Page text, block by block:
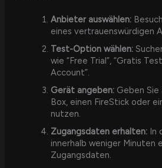
Anbieter auswählen:
eines vertrauenswürdigen
Test-Option wählen:
wie “Free Trial”, “Gratis
Account”.
Gerät angeben: Geben Sie
Box, einen FireStick oder
nutzen.
Zugangsdaten erhalten: In
innerhalb weniger Minuten
Zugangsdaten.